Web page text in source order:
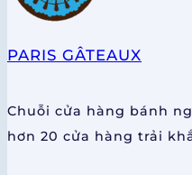
PARIS GÂTEAUX
Chuỗi cửa hàng bánh
hơn 20 cửa hàng trải